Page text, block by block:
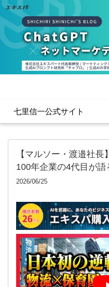
七里信一公式サイト
【マルソー・渡邉社長
100年企業の4代目が語
2026/06/25